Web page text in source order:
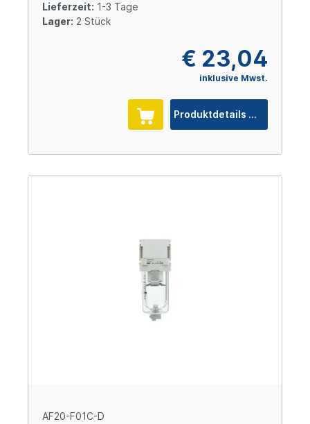
Lieferzeit: 1-3 Tage
Lager: 2 Stück
€ 23,04
inklusive Mwst.
Produktdetails
AF20-F01C-D